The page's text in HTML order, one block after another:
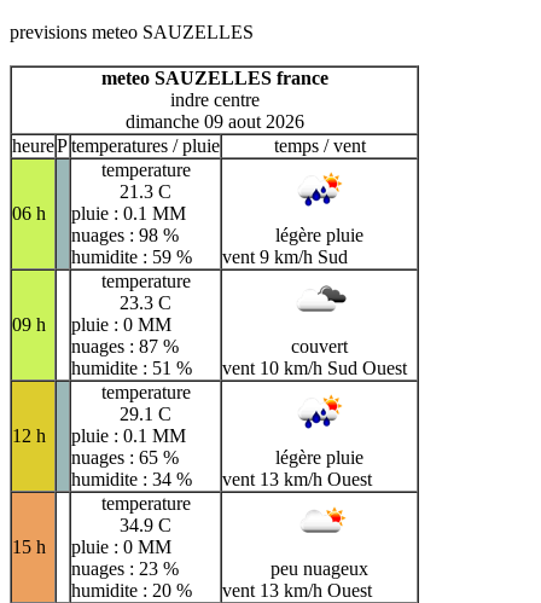
previsions meteo SAUZELLES
meteo SAUZELLES france
indre centre
dimanche 09 aout 2026
heurePtemperatures / pluie temps / vent
06 h
temperature
21.3 C
pluie : 0.1 MM
nuages : 98 %
humidite : 59 %
légère pluie
vent 9 km/h Sud
09 h
temperature
23.3 C
pluie : 0 MM
nuages : 87 %
humidite : 51 %
couvert
vent 10 km/h Sud Ouest
12 h
temperature
29.1 C
pluie : 0.1 MM
nuages : 65 %
humidite : 34 %
légère pluie
vent 13 km/h Ouest
15 h
temperature
34.9 C
pluie : 0 MM
nuages : 23 %
humidite : 20 %
peu nuageux
vent 13 km/h Ouest